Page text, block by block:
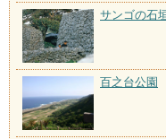
サンゴの石
百之台公園